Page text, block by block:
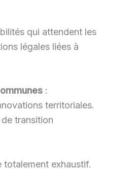
qui attendent les
légales liées à
:
territoriales.
transition
totalement exhaustif.